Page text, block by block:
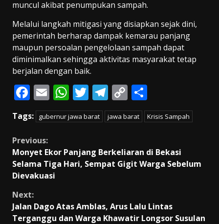
muncul akibat penumpukan sampah.
Melalui langkah mitigasi yang disiapkan sejak dini,
pemerintah berharap dampak kemarau panjang
maupun persoalan pengelolaan sampah dapat
diminimalkan sehingga aktivitas masyarakat tetap
berjalan dengan baik.
F
ac
e
b
o
o
E
m
ai
W
h
at
A
p
T
w
itt
T
el
e
a
m
C
o
p
Li
n
h
ar
Tags: gubernur jawa barat jawa barat Krisis Sampah
Continue
Reading
Previous:
Monyet Ekor Panjang Berkeliaran di Bekasi
Selama Tiga Hari, Sempat Gigit Warga Sebelum
Dievakuasi
Next:
Jalan Dago Atas Amblas, Arus Lalu Lintas
Terganggu dan Warga Khawatir Longsor Susulan